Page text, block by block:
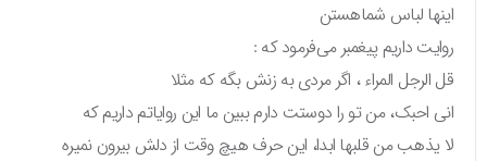
اینها لباس شماهستن
روایت داریم‌ پیغمبر می‌فرمود که :
قل الرجل المراء ، اگر مردی به زنش بگه که مثلا
انی احبک، من تو را دوستت دارم ببین ما این روایاتم داریم که
لا یذهب من قلبها ابدا، این حرف هیچ وقت از دلش بیرون نمیره